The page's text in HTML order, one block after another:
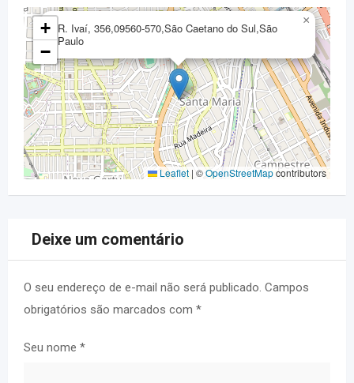
R. Ivaí, 356,09560-570,São Caetano do Sul,São
Paulo
×
+
−
Leaflet | ©OpenStreetMapcontributors
Deixe um comentário
O seu endereço de e-mail não será publicado. Campos
obrigatórios são marcados com *
Seu nome *